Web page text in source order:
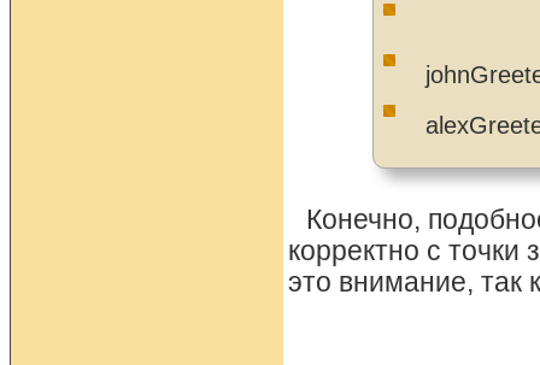
Конечно,
корректно с
это внимание, так